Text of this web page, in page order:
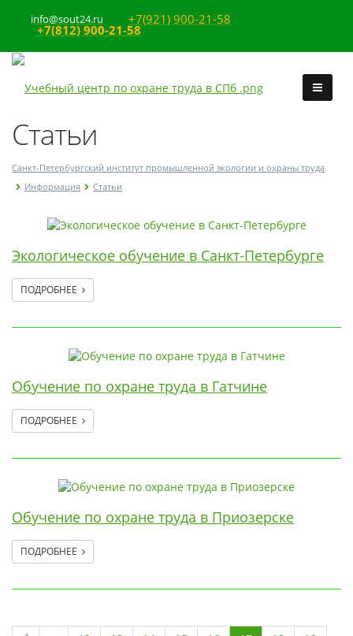
info@sout24.ru +7(921) 900-21-58
+7(812) 900-21-58
Статьи
Санкт-Петербургский институт промышленной экологии и охраны труда
Информация
Статьи
Экологическое обучение в Санкт-Петербурге
ПОДРОБНЕЕ
Обучение по охране труда в Гатчине
ПОДРОБНЕЕ
Обучение по охране труда в Приозерске
ПОДРОБНЕЕ